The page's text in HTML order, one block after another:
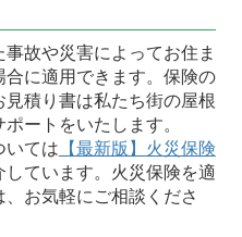
故や災害によってお住ま
に適用できます。保険の
積り書は私たち街の屋根
ートをいたします。
いては 【最新版】火災保険
しています。火災保険を適
お気軽にご相談くださ